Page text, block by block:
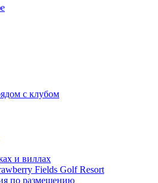
с клубом
и виллах
Fields Golf Resort
по размещению